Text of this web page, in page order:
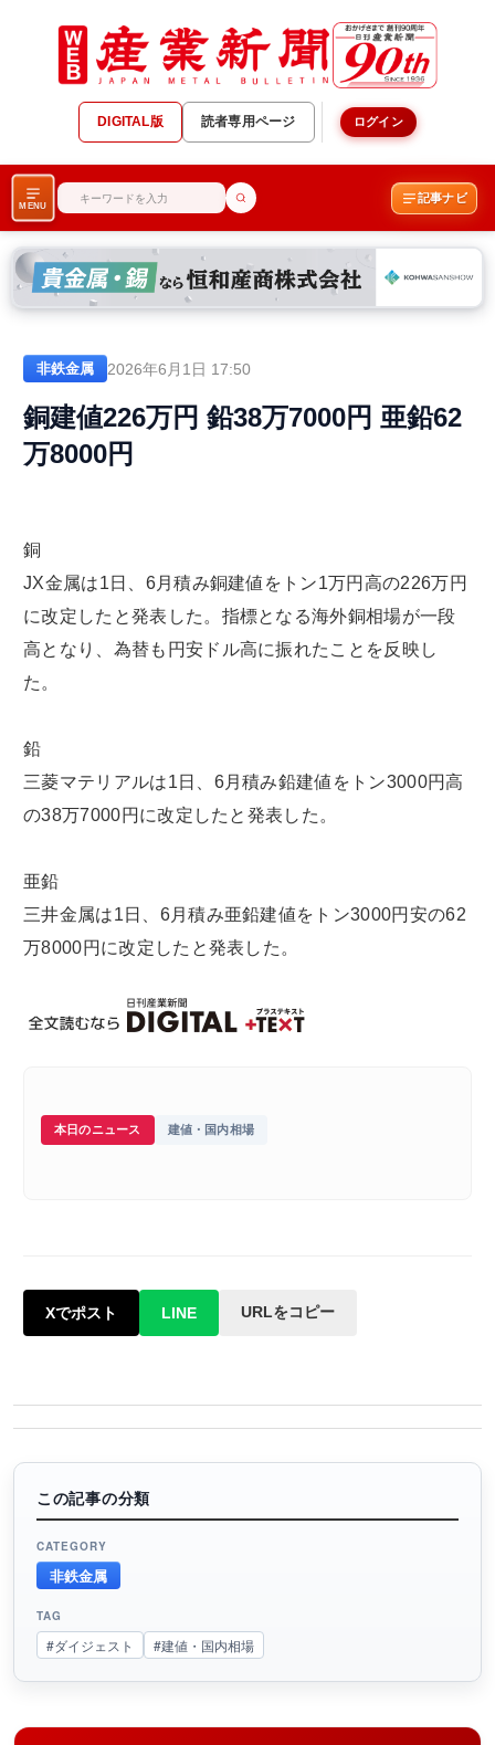
DIGITAL版 読者専用ページ ログイン
MENU
記事ナビ
非鉄金属 2026年6月1日 17:50
銅建値226万円 鉛38万7000円 亜鉛62
万8000円
銅
JX金属は1日、6月積み銅建値をトン1万円高の226万円
に改定したと発表した。指標となる海外銅相場が一段
高となり、為替も円安ドル高に振れたことを反映し
た。
鉛
三菱マテリアルは1日、6月積み鉛建値をトン3000円高
の38万7000円に改定したと発表した。
亜鉛
三井金属は1日、6月積み亜鉛建値をトン3000円安の62
万8000円に改定したと発表した。
本日のニュース 建値・国内相場
Xでポスト LINE URLをコピー
この記事の分類
CATEGORY
非鉄金属
TAG
#ダイジェスト #建値・国内相場